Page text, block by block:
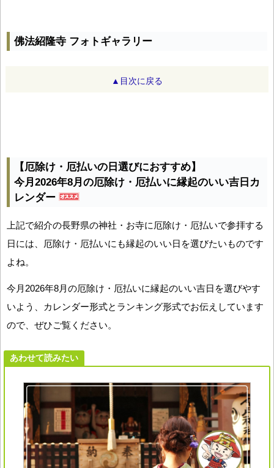
佛法紹隆寺 フォトギャラリー
▲目次に戻る
【厄除け・厄払いの日選びにおすすめ】
今月2026年8月の厄除け・厄払いに縁起のいい吉日カ
レンダー
上記で紹介の長野県の神社・お寺に厄除け・厄払いで参拝する
日には、厄除け・厄払いにも縁起のいい日を選びたいものです
よね。
今月2026年8月の厄除け・厄払いに縁起のいい吉日を選びやす
いよう、カレンダー形式とランキング形式でお伝えしています
ので、ぜひご覧ください。
あわせて読みたい